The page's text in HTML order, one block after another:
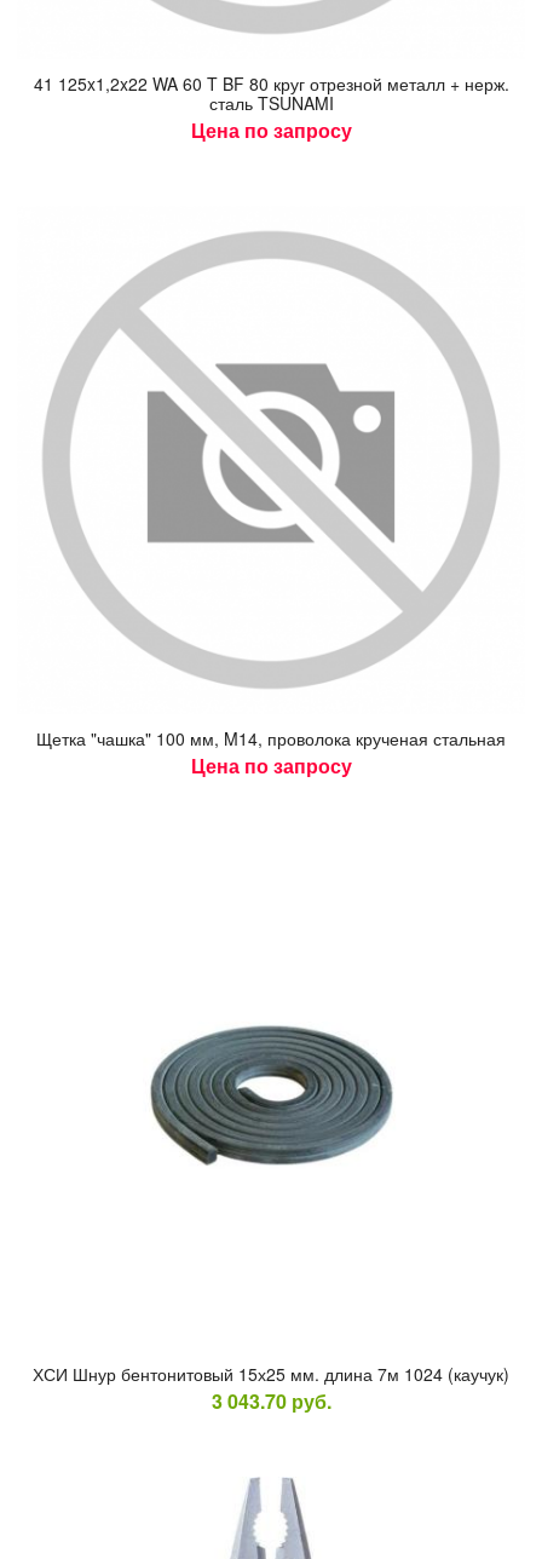
41 125x1,2x22 WA 60 T BF 80 круг от­резной ме­талл + нерж.
сталь TSUNAMI
Цена по запросу
Щет­ка "чаш­ка" 100 мм, M14, про­воло­ка кру­ченая сталь­ная
Цена по запросу
ХСИ Шнур бен­то­нито­вый 15х25 мм. дли­на 7м 1024 (ка­учук)
3 043.70 руб.